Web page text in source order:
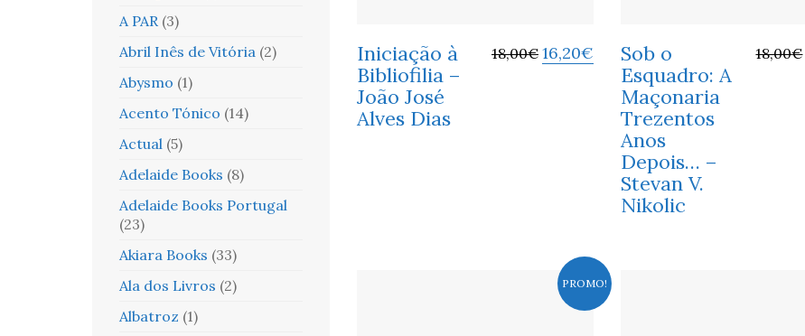
Iniciação à
Bibliofilia –
João José
Alves Dias
18,00€ 16,20€
Sob o
Esquadro: A
Maçonaria
Trezentos
Anos
Depois… –
Stevan V.
Nikolic
18,00€
PROMO!
A PAR (3)
Abril Inês de Vitória (2)
Abysmo (1)
Acento Tónico (14)
Actual (5)
Adelaide Books (8)
Adelaide Books Portugal
(23)
Akiara Books (33)
Ala dos Livros (2)
Albatroz (1)